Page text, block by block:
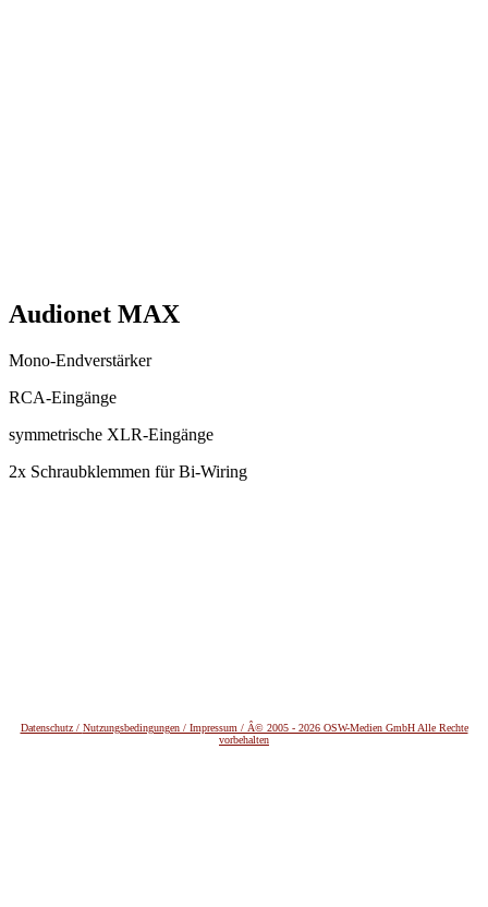
Audionet MAX
Mono-Endverstärker
RCA-Eingänge
symmetrische XLR-Eingänge
2x Schraubklemmen für Bi-Wiring
Datenschutz / Nutzungsbedingungen / Impressum / Â© 2005 - 2026 OSW-Medien GmbH Alle Rechte
vorbehalten